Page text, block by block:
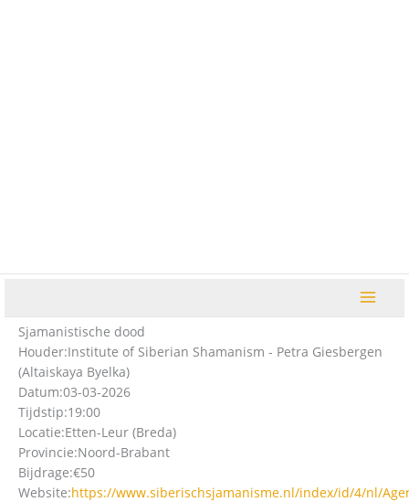
Sjamanistische dood
Houder:Institute of Siberian Shamanism - Petra Giesbergen
(Altaiskaya Byelka)
Datum:03-03-2026
Tijdstip:19:00
Locatie:Etten-Leur (Breda)
Provincie:Noord-Brabant
Bijdrage:€50
Website:https://www.siberischsjamanisme.nl/index/id/4/nl/